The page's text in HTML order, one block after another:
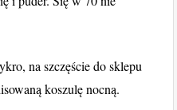
na szczęście do sklepu
koszulę nocną.